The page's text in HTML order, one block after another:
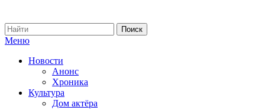
Меню
Новости
Анонс
Хроника
Культура
Дом актёра